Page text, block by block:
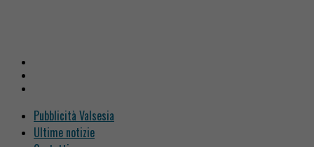
Pubblicità Valsesia
Ultime notizie